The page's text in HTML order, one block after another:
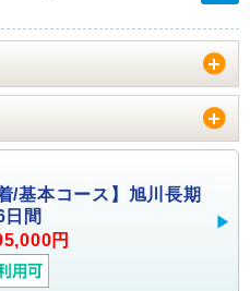
/基本コース】旭川長期
日間
円